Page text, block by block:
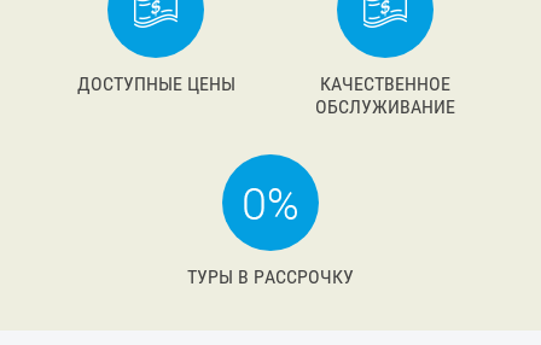
ДОСТУПНЫЕ ЦЕНЫ
КАЧЕСТВЕННОЕ
ОБСЛУЖИВАНИЕ
ТУРЫ В РАССРОЧКУ